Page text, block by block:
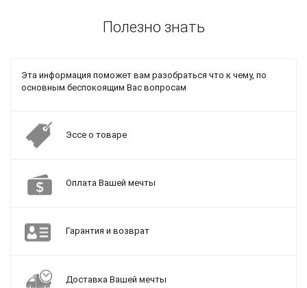
Полезно знать
Эта информация поможет вам разобраться что к чему, по
основным беспокоящим Вас вопросам
Эссе о товаре
Оплата Вашей мечты
Гарантия и возврат
Доставка Вашей мечты